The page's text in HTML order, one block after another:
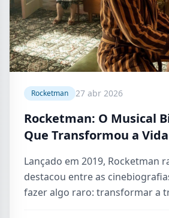
Rocketman 27 abr 2026
Rocketman: O Musical
Que Transformou a
Música e
Lançado em 2019, Rocketman
destacou entre as
fazer algo raro: transformar a